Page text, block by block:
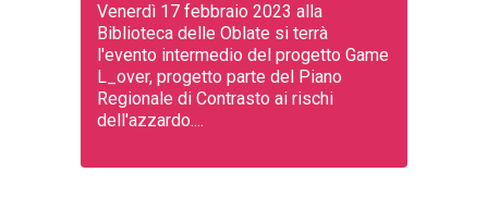
Venerdì 17 febbraio 2023 alla
Biblioteca delle Oblate si terrà
l'evento intermedio del progetto Game
L_over, progetto parte del Piano
Regionale di Contrasto ai rischi
dell'azzardo....